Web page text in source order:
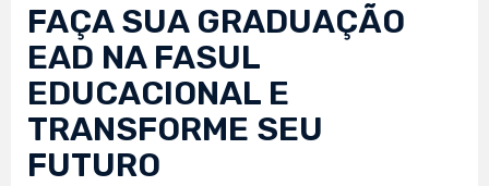
FAÇA SUA GRADUAÇÃO
EAD NA FASUL
EDUCACIONAL E
TRANSFORME SEU
FUTURO